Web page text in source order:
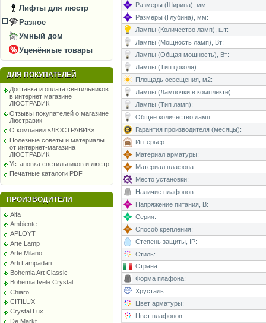
Лифты для люстр
Разное
Умный дом
Уценённые товары
ДЛЯ ПОКУПАТЕЛЕЙ
Доставка и оплата светильников
в интернет магазине
ЛЮСТРАВИК
Отзывы покупателей о магазине
Люстравик
О компании «ЛЮСТРАВИК»
Полезные советы и материалы
от интернет-магазина
ЛЮСТРАВИК
Установка светильников и люстр
Печатные каталоги PDF
ПРОИЗВОДИТЕЛИ
Alfa
Ambiente
APLOYT
Arte Lamp
Arte Milano
Arti Lampadari
Bohemia Art Classic
Bohemia Ivele Crystal
Chiaro
CITILUX
Crystal Lux
De Markt
Размеры (Ширина), мм:
Размеры (Глубина), мм:
Лампы (Количество ламп), шт:
Лампы (Мощность ламп), Вт:
Лампы (Общая мощность), Вт:
Лампы (Тип цоколя):
Площадь освещения, м2:
Лампы (Лампочки в комплекте):
Лампы (Тип ламп):
Общее количество ламп:
Гарантия производителя (месяцы):
Интерьер:
Материал арматуры:
Материал плафона:
Место установки:
Наличие плафонов
Напряжение питания, В:
Серия:
Способ крепления:
Степень защиты, IP:
Стиль:
Страна:
Форма плафона:
Хрусталь
Цвет арматуры:
Цвет плафонов: